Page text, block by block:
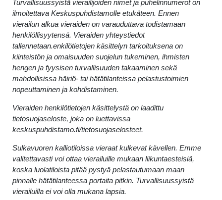
Turvallisuussyistä vierailijoiden nimet ja puhelinnumerot on
ilmoitettava Keskuspuhdistamolle etukäteen. Ennen
vierailun alkua vieraiden on varauduttava todistamaan
henkilöllisyytensä. Vieraiden yhteystiedot
tallennetaan.enkilötietojen käsittelyn tarkoituksena on
kiinteistön ja omaisuuden suojelun tukeminen, ihmisten
hengen ja fyysisen turvallisuuden takaaminen sekä
mahdollisissa häiriö- tai hätätilanteissa pelastustoimien
nopeuttaminen ja kohdistaminen.
Vieraiden henkilötietojen käsittelystä on laadittu
tietosuojaseloste, joka on luettavissa
keskuspuhdistamo.fi/tietosuojaselosteet.
Sulkavuoren kalliotiloissa vieraat kulkevat kävellen. Emme
valitettavasti voi ottaa vierailuille mukaan liikuntaesteisiä,
koska luolatiloista pitää pystyä pelastautumaan maan
pinnalle hätätilanteessa portaita pitkin. Turvallisuussyistä
vierailuilla ei voi olla mukana lapsia.